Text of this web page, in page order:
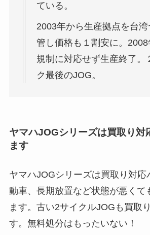
ている。
2003年から生産拠点を台
管し価格も１割安に。2008
規制に対応せず生産終了。
ク最後のJOG。
ヤマハJOGシリーズは買取り対
ます
ヤマハJOGシリーズは買取り対応
動車、長期放置など状態が悪くて
ます。古い2サイクルJOGも買取
す。無料処分はもったいない！